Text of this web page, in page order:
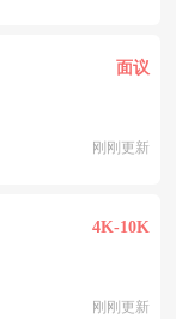
面议
刚刚更新
4K-10K
刚刚更新